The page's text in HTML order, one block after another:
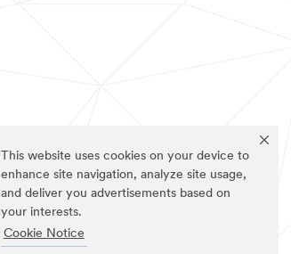
This website uses cookies on your device to
enhance site navigation, analyze site usage,
and deliver you advertisements based on
your interests.
Cookie Notice